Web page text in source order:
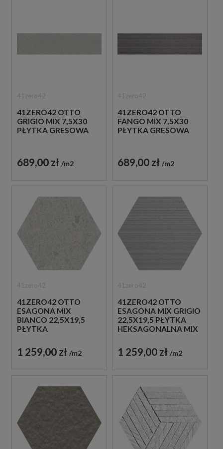
41ZERO42 OTTO
GRIGIO MIX 7,5X30
PŁYTKA GRESOWA
689,00 zł m2
41ZERO42 OTTO
FANGO MIX 7,5X30
PŁYTKA GRESOWA
689,00 zł m2
41ZERO42 OTTO
ESAGONA MIX
BIANCO 22,5X19,5
PŁYTKA
1 259,00 zł m2
41ZERO42 OTTO
ESAGONA MIX GRIGIO
22,5X19,5 PŁYTKA
HEKSAGONALNA MIX
1 259,00 zł m2